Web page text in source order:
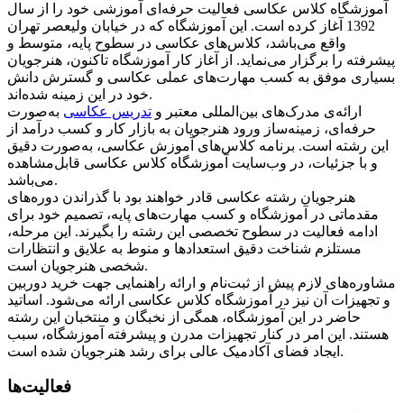
آموزشگاه کلاس عکاسی فعالیت حرفه‌ای آموزشی خود را از سال
1392 آغاز کرده است. این آموزشگاه که در خیابان ولیعصر تهران
واقع می‌باشد، کلاس‌های عکاسی در سطوح پایه، متوسط و
پیشرفته را برگزار می‌نماید. از آغاز کار آموزشگاه تاکنون، هنرجویان
بسیاری موفق به کسب مهارت‌های عملی عکاسی و گسترش دانش
خود در این زمینه شده‌اند.
ارائه‌ی مدرک‌های بین‌المللی معتبر و تدریس عکاسی به‌صورت
حرفه‌ای، زمینه‌ساز ورود هنرجویان به بازار کار و کسب درآمد از
این رشته است. برنامه کلاس‌های آموزش عکاسی، به‌صورت دقیق
و با جزئیات، در وب‌سایت آموزشگاه کلاس عکاسی قابل‌مشاهده
می‌باشد.
هنرجویان رشته عکاسی قادر خواهند بود با گذراندن دوره‌های
مقدماتی در آموزشگاه و کسب مهارت‌های پایه، تصمیم خود برای
ادامه فعالیت در سطوح تخصصی این رشته را بگیرند. این مرحله،
مستلزم شناخت دقیق استعدادها و منوط به علایق و انتظارات
شخصی هنرجویان است.
مشاوره‌های لازم پیش از ثبت‌نام و ارائه راهنمایی جهت خرید دوربین
و تجهیزات آن نیز در آموزشگاه کلاس عکاسی ارائه می‌شود. اساتید
حاضر در این آموزشگاه، همگی از نخبگان و منتخبان این رشته
هستند. این امر در کنار تجهیزات مدرن و پیشرفته آموزشگاه، سبب
ایجاد فضای آکادمیک عالی برای رشد هنرجویان شده است.
فعالیت‌ها